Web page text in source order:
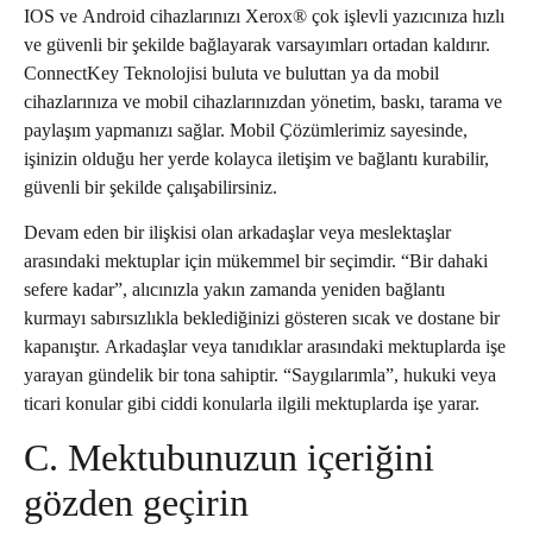
IOS ve Android cihazlarınızı Xerox® çok işlevli yazıcınıza hızlı
ve güvenli bir şekilde bağlayarak varsayımları ortadan kaldırır.
ConnectKey Teknolojisi buluta ve buluttan ya da mobil
cihazlarınıza ve mobil cihazlarınızdan yönetim, baskı, tarama ve
paylaşım yapmanızı sağlar. Mobil Çözümlerimiz sayesinde,
işinizin olduğu her yerde kolayca iletişim ve bağlantı kurabilir,
güvenli bir şekilde çalışabilirsiniz.
Devam eden bir ilişkisi olan arkadaşlar veya meslektaşlar
arasındaki mektuplar için mükemmel bir seçimdir. “Bir dahaki
sefere kadar”, alıcınızla yakın zamanda yeniden bağlantı
kurmayı sabırsızlıkla beklediğinizi gösteren sıcak ve dostane bir
kapanıştır. Arkadaşlar veya tanıdıklar arasındaki mektuplarda işe
yarayan gündelik bir tona sahiptir. “Saygılarımla”, hukuki veya
ticari konular gibi ciddi konularla ilgili mektuplarda işe yarar.
C. Mektubunuzun içeriğini
gözden geçirin